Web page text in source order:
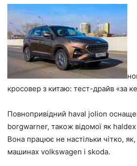
кросовер з китаю: тест-драйв «за
Повнопривідний haval jolion
borgwarner, також відомої як haldex
Вона працює не настільки чітко,
машинах volkswagen і skoda.